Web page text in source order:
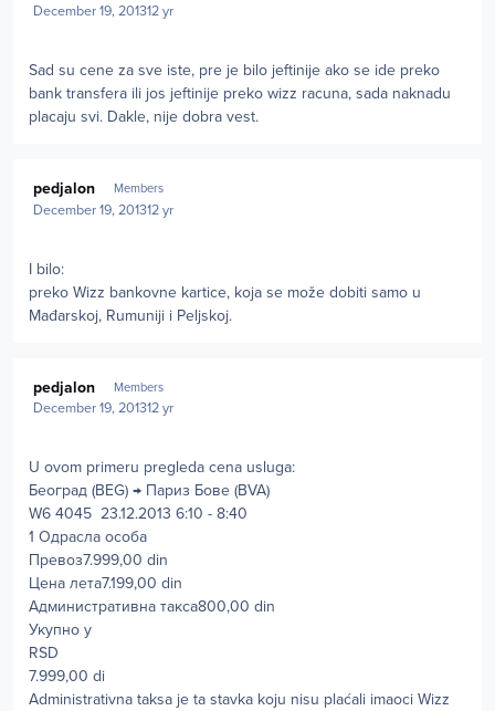
December 19, 201312 yr
Sad su cene za sve iste, pre je bilo jeftinije ako se ide preko
bank transfera ili jos jeftinije preko wizz racuna, sada naknadu
placaju svi. Dakle, nije dobra vest.
pedjalon Members
December 19, 201312 yr
I bilo:
preko Wizz bankovne kartice, koja se može dobiti samo u
Mađarskoj, Rumuniji i Peljskoj.
pedjalon Members
December 19, 201312 yr
U ovom primeru pregleda cena usluga:
Београд (BEG) → Париз Бове (BVA)
W6 4045 23.12.2013 6:10 - 8:40
1 Одрасла особа
Превоз7.999,00 din
Цена лета7.199,00 din
Административна такса800,00 din
Укупно у
RSD
7.999,00 di
Administrativna taksa je ta stavka koju nisu plaćali imaoci Wizz